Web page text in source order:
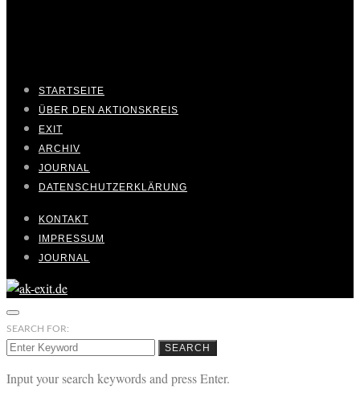
STARTSEITE
ÜBER DEN AKTIONSKREIS
EXIT
ARCHIV
JOURNAL
DATENSCHUTZERKLÄRUNG
KONTAKT
IMPRESSUM
JOURNAL
SEARCH FOR:
SEARCH
Input your search keywords and press Enter.